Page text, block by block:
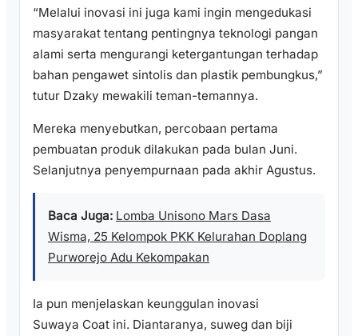
“Melalui inovasi ini juga kami ingin mengedukasi
masyarakat tentang pentingnya teknologi pangan
alami serta mengurangi ketergantungan terhadap
bahan pengawet sintolis dan plastik pembungkus,”
tutur Dzaky mewakili teman-temannya.
Mereka menyebutkan, percobaan pertama
pembuatan produk dilakukan pada bulan Juni.
Selanjutnya penyempurnaan pada akhir Agustus.
Baca Juga: Lomba Unisono Mars Dasa
Wisma, 25 Kelompok PKK Kelurahan Doplang
Purworejo Adu Kekompakan
Ia pun menjelaskan keunggulan inovasi
Suwaya Coat ini. Diantaranya, suweg dan biji